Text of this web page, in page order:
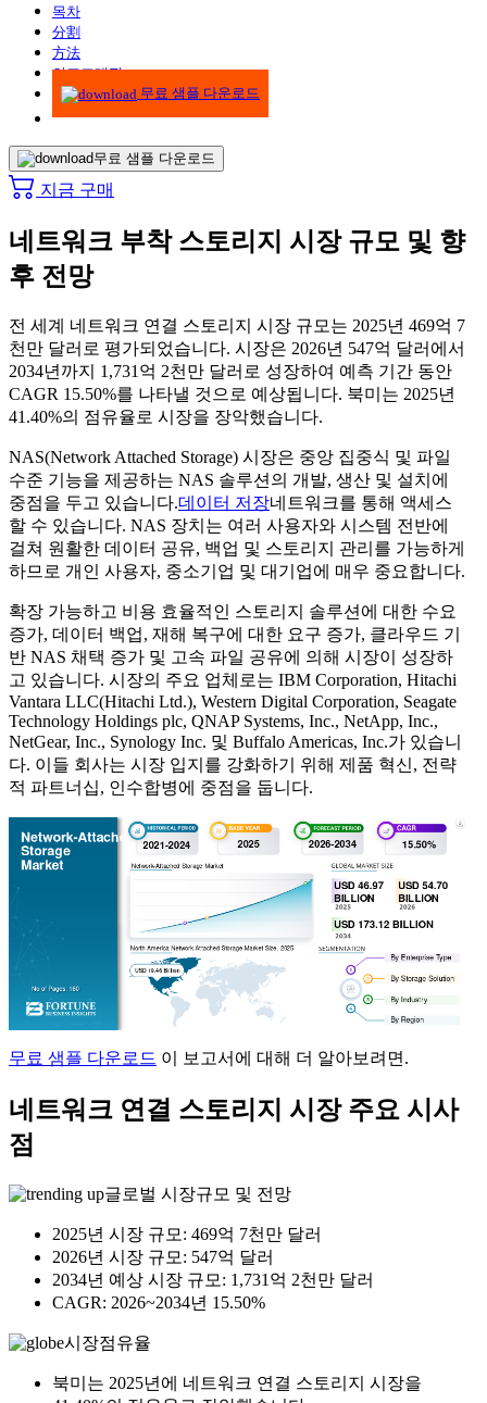
목차
分割
方法
인포그래픽
무료 샘플 다운로드
무료 샘플 다운로드
지금 구매
네트워크 부착 스토리지 시장 규모 및 향
후 전망
전 세계 네트워크 연결 스토리지 시장 규모는 2025년 469억 7
천만 달러로 평가되었습니다. 시장은 2026년 547억 달러에서
2034년까지 1,731억 2천만 달러로 성장하여 예측 기간 동안
CAGR 15.50%를 나타낼 것으로 예상됩니다. 북미는 2025년
41.40%의 점유율로 시장을 장악했습니다.
NAS(Network Attached Storage) 시장은 중앙 집중식 및 파일
수준 기능을 제공하는 NAS 솔루션의 개발, 생산 및 설치에
중점을 두고 있습니다.데이터 저장네트워크를 통해 액세스
할 수 있습니다. NAS 장치는 여러 사용자와 시스템 전반에
걸쳐 원활한 데이터 공유, 백업 및 스토리지 관리를 가능하게
하므로 개인 사용자, 중소기업 및 대기업에 매우 중요합니다.
확장 가능하고 비용 효율적인 스토리지 솔루션에 대한 수요
증가, 데이터 백업, 재해 복구에 대한 요구 증가, 클라우드 기
반 NAS 채택 증가 및 고속 파일 공유에 의해 시장이 성장하
고 있습니다. 시장의 주요 업체로는 IBM Corporation, Hitachi
Vantara LLC(Hitachi Ltd.), Western Digital Corporation, Seagate
Technology Holdings plc, QNAP Systems, Inc., NetApp, Inc.,
NetGear, Inc., Synology Inc. 및 Buffalo Americas, Inc.가 있습니
다. 이들 회사는 시장 입지를 강화하기 위해 제품 혁신, 전략
적 파트너십, 인수합병에 중점을 둡니다.
무료 샘플 다운로드 이 보고서에 대해 더 알아보려면.
네트워크 연결 스토리지 시장 주요 시사
점
글로벌 시장규모 및 전망
2025년 시장 규모: 469억 7천만 달러
2026년 시장 규모: 547억 달러
2034년 예상 시장 규모: 1,731억 2천만 달러
CAGR: 2026~2034년 15.50%
시장점유율
북미는 2025년에 네트워크 연결 스토리지 시장을